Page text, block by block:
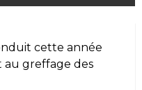
cette année
au greffage des